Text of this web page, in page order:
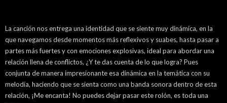
La canción nos entrega una identidad que se siente muy dinámica, en la
que navegamos desde momentos más reflexivos y suabes, hasta pasar a
partes más fuertes y con emociones explosivas, ideal para abordar una
relación llena de conflictos, ¿Y te das cuenta de lo que logra? Pues
conjunta de manera impresionante esa dinámica en la temática con su
melodía, haciendo que se sienta como una banda sonora dentro de esta
relación, ¡Me encanta! No puedes dejar pasar este rolón, es toda una